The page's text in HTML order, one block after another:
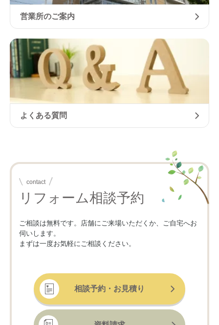
営業所のご案内
よくある質問
contact
リフォーム相談予約
ご相談は無料です。店舗にご来場いただくか、ご自宅へお
伺いします。
まずは一度お気軽にご相談ください。
相談予約・お見積り